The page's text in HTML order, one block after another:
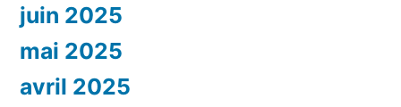
juin 2025
mai 2025
avril 2025